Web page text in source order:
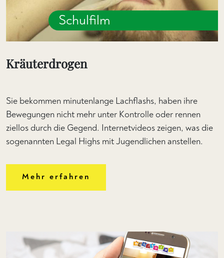
Schulfilm
Kräuterdrogen
Sie bekommen minutenlange Lachflashs, haben ihre
Bewegungen nicht mehr unter Kontrolle oder rennen
ziellos durch die Gegend. Internetvideos zeigen, was die
sogenannten Legal Highs mit Jugendlichen anstellen.
Mehr erfahren